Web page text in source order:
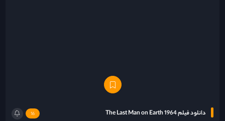
دانلود فیلم The Last Man on Earth 1964 16